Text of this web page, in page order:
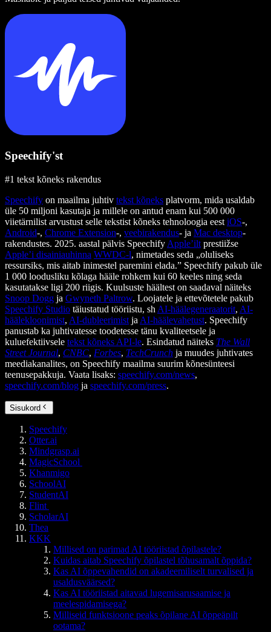
Speechify'st
#1 tekst kõneks rakendus
Speechify on maailma juhtiv tekst kõneks platvorm, mida usaldab
üle 50 miljoni kasutaja ja millele on antud enam kui 500 000
viietärnilist arvustust selle tekstist kõneks tehnoloogia eest iOS-,
Android-, Chrome Extension-, veebirakendus- ja Mac desktop-
rakendustes. 2025. aastal pälvis Speechify Apple’ilt prestiižse
Apple’i disainiauhinna WWDC-l, nimetades seda „oluliseks
ressursiks, mis aitab inimestel paremini elada.” Speechify pakub üle
1 000 loodusliku kõlaga hääle rohkem kui 60 keeles ning seda
kasutatakse ligi 200 riigis. Kuulsuste häältest on saadaval näiteks
Snoop Dogg ja Gwyneth Paltrow. Loojatele ja ettevõtetele pakub
Speechify Studio täiustatud tööriistu, sh AI-häälegeneraatorit, AI-
häälekloonimist, AI-dubleerimist ja AI-häälevahetust. Speechify
panustab ka juhtivatesse toodetesse tänu kvaliteetsele ja
kuluefektiivsele tekst kõneks API-le. Esindatud näiteks The Wall
Street Journal, CNBC, Forbes, TechCrunch ja muudes juhtivates
meediakanalites, on Speechify maailma suurim kõnesünteesi
teenusepakkuja. Vaata lisaks: speechify.com/news,
speechify.com/blog ja speechify.com/press.
Sisukord
Speechify
Otter.ai
Mindgrasp.ai
MagicSchool
Khanmigo
SchoolAI
StudentAI
Flint
ScholarAI
Thea
KKK
Millised on parimad AI tööriistad õpilastele?
Kuidas aitab Speechify õpilastel tõhusamalt õppida?
Kas AI õppevahendid on akadeemiliselt turvalised ja
usaldusväärsed?
Kas AI tööriistad aitavad lugemisarusaamise ja
meelespidamisega?
Milliseid funktsioone peaks õpilane AI õppeäpilt
ootama?